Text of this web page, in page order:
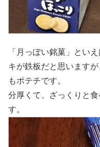
「月っぽい銘菓」とい
キが鉄板だと思います
もポテチです。
分厚くて、ざっくりと
す。